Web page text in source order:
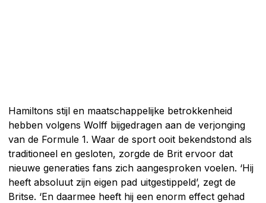
Hamiltons stijl en maatschappelijke betrokkenheid
hebben volgens Wolff bijgedragen aan de verjonging
van de Formule 1. Waar de sport ooit bekendstond als
traditioneel en gesloten, zorgde de Brit ervoor dat
nieuwe generaties fans zich aangesproken voelen. ‘Hij
heeft absoluut zijn eigen pad uitgestippeld’, zegt de
Britse. ‘En daarmee heeft hij een enorm effect gehad